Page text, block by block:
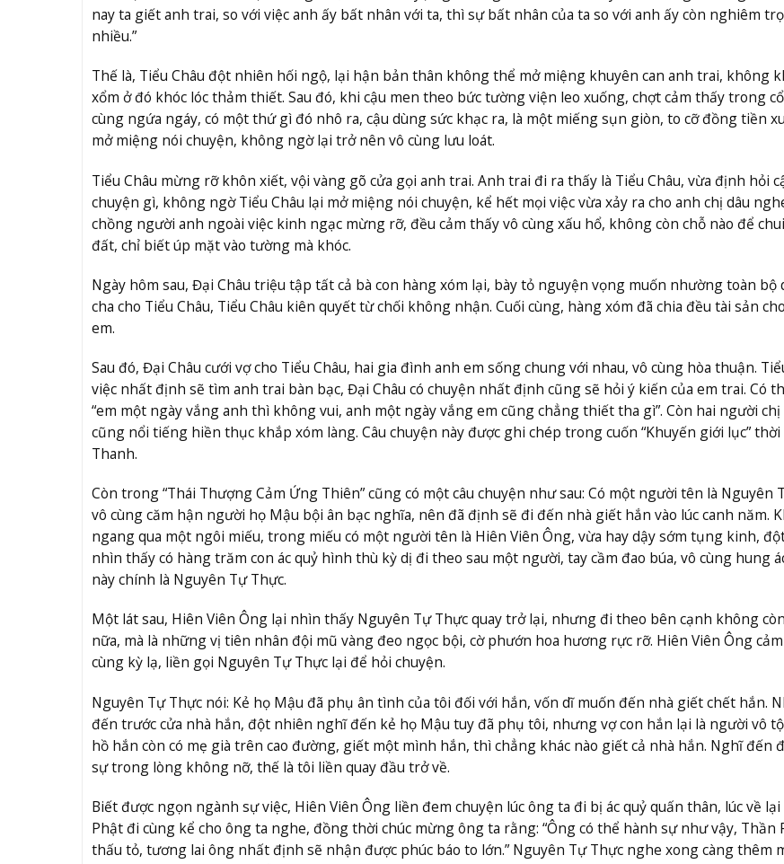
nay ta giết anh trai, so với việc anh ấy bất nhân với ta, thì sự bất nhân của ta so với anh ấy còn nghiêm
nhiều.”
Thế là, Tiểu Châu đột nhiên hối ngộ, lại hận bản thân không thể mở miệng khuyên can anh trai, không
xổm ở đó khóc lóc thảm thiết. Sau đó, khi cậu men theo bức tường viện leo xuống, chợt cảm thấy trong
cùng ngứa ngáy, có một thứ gì đó nhô ra, cậu dùng sức khạc ra, là một miếng sụn giòn, to cỡ đồng tiền
mở miệng nói chuyện, không ngờ lại trở nên vô cùng lưu loát.
Tiểu Châu mừng rỡ khôn xiết, vội vàng gõ cửa gọi anh trai. Anh trai đi ra thấy là Tiểu Châu, vừa định hỏi
chuyện gì, không ngờ Tiểu Châu lại mở miệng nói chuyện, kể hết mọi việc vừa xảy ra cho anh chị dâu
chồng người anh ngoài việc kinh ngạc mừng rỡ, đều cảm thấy vô cùng xấu hổ, không còn chỗ nào để
đất, chỉ biết úp mặt vào tường mà khóc.
Ngày hôm sau, Đại Châu triệu tập tất cả bà con hàng xóm lại, bày tỏ nguyện vọng muốn nhường toàn bộ
cha cho Tiểu Châu, Tiểu Châu kiên quyết từ chối không nhận. Cuối cùng, hàng xóm đã chia đều tài sản
em.
Sau đó, Đại Châu cưới vợ cho Tiểu Châu, hai gia đình anh em sống chung với nhau, vô cùng hòa thuận.
việc nhất định sẽ tìm anh trai bàn bạc, Đại Châu có chuyện nhất định cũng sẽ hỏi ý kiến của em trai. Có
“em một ngày vắng anh thì không vui, anh một ngày vắng em cũng chẳng thiết tha gì”. Còn hai người chị
cũng nổi tiếng hiền thục khắp xóm làng. Câu chuyện này được ghi chép trong cuốn “Khuyến giới lục” thời
Thanh.
Còn trong “Thái Thượng Cảm Ứng Thiên” cũng có một câu chuyện như sau: Có một người tên là Nguyên
vô cùng căm hận người họ Mậu bội ân bạc nghĩa, nên đã định sẽ đi đến nhà giết hắn vào lúc canh năm.
ngang qua một ngôi miếu, trong miếu có một người tên là Hiên Viên Ông, vừa hay dậy sớm tụng kinh,
nhìn thấy có hàng trăm con ác quỷ hình thù kỳ dị đi theo sau một người, tay cầm đao búa, vô cùng hung
này chính là Nguyên Tự Thực.
Một lát sau, Hiên Viên Ông lại nhìn thấy Nguyên Tự Thực quay trở lại, nhưng đi theo bên cạnh không
nữa, mà là những vị tiên nhân đội mũ vàng đeo ngọc bội, cờ phướn hoa hương rực rỡ. Hiên Viên Ông
cùng kỳ lạ, liền gọi Nguyên Tự Thực lại để hỏi chuyện.
Nguyên Tự Thực nói: Kẻ họ Mậu đã phụ ân tình của tôi đối với hắn, vốn dĩ muốn đến nhà giết chết hắn.
đến trước cửa nhà hắn, đột nhiên nghĩ đến kẻ họ Mậu tuy đã phụ tôi, nhưng vợ con hắn lại là người vô
hồ hắn còn có mẹ già trên cao đường, giết một mình hắn, thì chẳng khác nào giết cả nhà hắn. Nghĩ đến
sự trong lòng không nỡ, thế là tôi liền quay đầu trở về.
Biết được ngọn ngành sự việc, Hiên Viên Ông liền đem chuyện lúc ông ta đi bị ác quỷ quấn thân, lúc về lại
Phật đi cùng kể cho ông ta nghe, đồng thời chúc mừng ông ta rằng: “Ông có thể hành sự như vậy, Thần
thấu tỏ, tương lai ông nhất định sẽ nhận được phúc báo to lớn.” Nguyên Tự Thực nghe xong càng thêm